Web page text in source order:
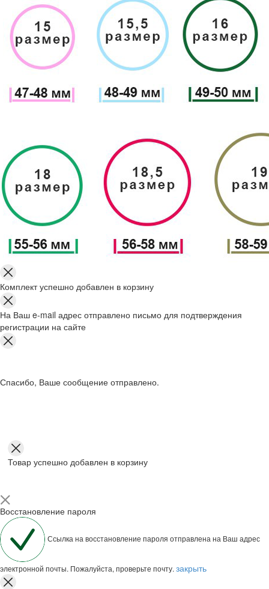
Комплект успешно добавлен в корзину
На Ваш e-mail адрес отправлено письмо для подтверждения
регистрации на сайте
Спасибо, Ваше сообщение отправлено.
Товар успешно добавлен в корзину
Восстановление пароля
Ссылка на восстановление пароля отправлена на Ваш адрес
электронной почты. Пожалуйста, проверьте почту. закрыть